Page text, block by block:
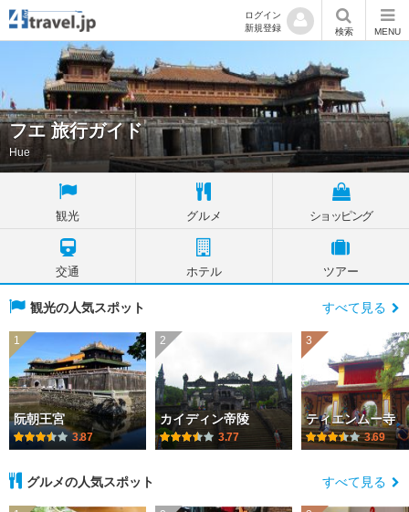
ログイン
新規登録
検索 MENU
フエ 旅行ガイド
Hue
観光 グルメ ショッピング
交通 ホテル ツアー
観光の人気スポット すべて見る
1
阮朝王宮
3.87
2
カイディン帝陵
3.77
3
ティエンムー寺
3.69
グルメの人気スポット すべて見る